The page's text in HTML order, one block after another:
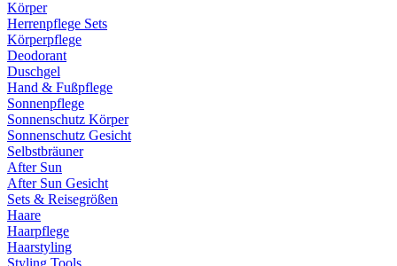
Körper
Herrenpflege Sets
Körperpflege
Deodorant
Duschgel
Hand & Fußpflege
Sonnenpflege
Sonnenschutz Körper
Sonnenschutz Gesicht
Selbstbräuner
After Sun
After Sun Gesicht
Sets & Reisegrößen
Haare
Haarpflege
Haarstyling
Styling Tools